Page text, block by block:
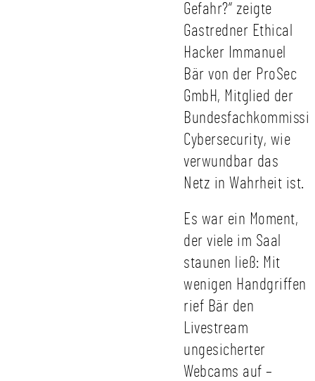
Gefahr?“ zeigte
Gastredner Ethical
Hacker Immanuel
Bär von der ProSec
GmbH, Mitglied der
Cybersecurity, wie
verwundbar das
Netz in Wahrheit ist.
Es war ein Moment,
der viele im Saal
staunen ließ: Mit
wenigen Handgriffen
rief Bär den
Livestream
ungesicherter
Webcams auf –